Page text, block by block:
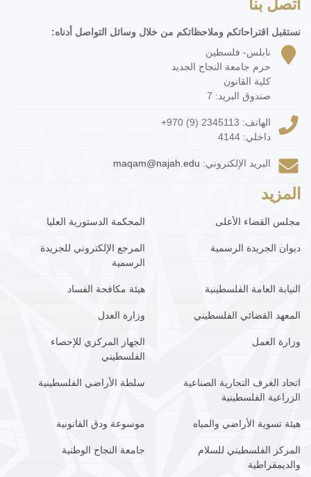
اتصل بنا
نستقبل اقتراحاتكم وملاحظاتكم من خلال وسائل التواصل أدناه:
نابلس- فلسطين
حرم جامعة النجاح الجديد
كلية القانون
صندوق البريد: 7
الهاتف: +970 (9) 2345113
داخلي: 4144
البريد الإلكتروني: maqam@najah.edu
المزيد
مجلس القضاء الأعلى المحكمة الدستورية العليا
ديوان الجريدة الرسمية
المرجع الإلكتروني للجريدة
الرسمية
النيابة العامة الفلسطينية هيئة مكافحة الفساد
المعهد القضائي الفلسطيني وزارة العدل
وزارة العمل
الجهاز المركزي للإحصاء
الفلسطيني
اتحاد الغرف التجارية الصناعية
الزراعية الفلسطينية
سلطة الأراضي الفلسطينية
هيئة تسوية الأراضي والمياه موسوعة ودق القانونية
المركز الفلسطيني للسلام
والديمقراطية
جامعة النجاح الوطنية